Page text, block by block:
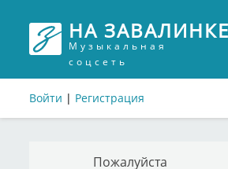
НА ЗАВАЛИНКЕ
Музыкальная
соцсеть
Войти | Регистрация
Пожалуйста